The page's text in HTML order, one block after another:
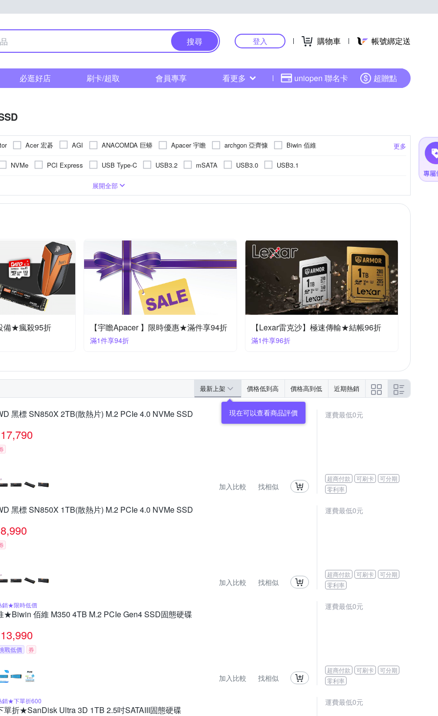
搜尋 登入 購物車 帳號綁定送
必逛好店 刷卡/超取 會員專享 看更多 uniopen 聯名卡 超贈點
更多
Acer 宏碁 AGI ANACOMDA 巨蟒 Apacer 宇瞻 archgon 亞齊慷
Biwin 佰維
多
Gigastone 立達國際 Intel 英特爾 Kingston 金士頓 Lexar 雷克沙 Micron 美光
NVMe PCI Express USB Type-C USB3.2 mSATA USB3.0 USB3.1
256GB 128GB
最新3D Nand flash展開全部
備★瘋殺95折 【宇瞻Apacer 】限時優惠★滿件享94折
滿1件享94折
【Lexar雷克沙】極速傳輸★結帳96折
滿1件享96折
最新上架 價格低到高 價格高到低 近期熱銷
黑標 SN850X 2TB(散熱片) M.2 PCIe 4.0 NVMe SSD
17,790
加入比較 找相似
運費最低0元
超商付款 可刷卡
可分期
零利率
黑標 SN850X 1TB(散熱片) M.2 PCIe 4.0 NVMe SSD
8,990
加入比較 找相似
運費最低0元
超商付款 可刷卡
可分期
零利率
銷★限時低價
★Biwin 佰維 M350 4TB M.2 PCIe Gen4 SSD固態硬碟
13,990
戰低價 券
加入比較 找相似
運費最低0元
超商付款 可刷卡
可分期
零利率
銷★下單折600
單折★SanDisk Ultra 3D 1TB 2.5吋SATAIII固態硬碟
運費最低0元